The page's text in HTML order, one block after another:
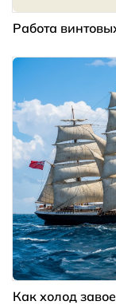
Работа
Как холод